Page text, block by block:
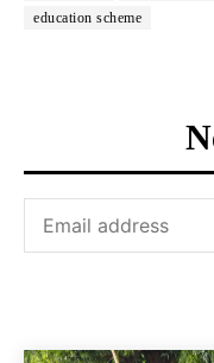
education scheme